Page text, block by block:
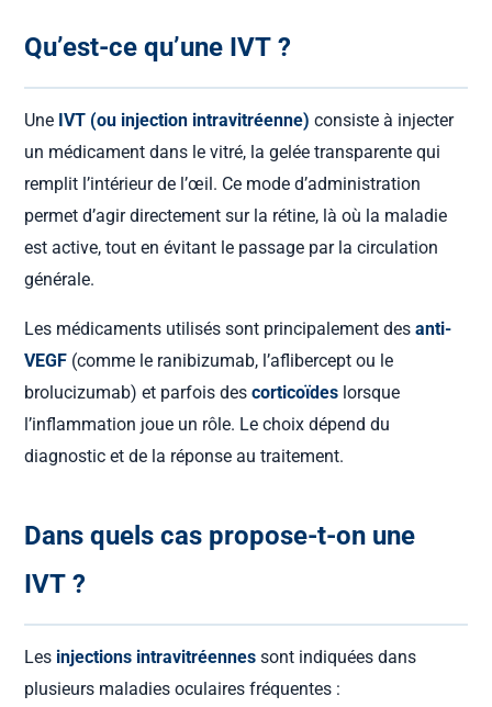
Qu’est-ce qu’une IVT ?
Une IVT (ou injection intravitréenne) consiste à injecter
un médicament dans le vitré, la gelée transparente qui
remplit l’intérieur de l’œil. Ce mode d’administration
permet d’agir directement sur la rétine, là où la maladie
est active, tout en évitant le passage par la circulation
générale.
Les médicaments utilisés sont principalement desanti-
VEGF (comme le ranibizumab, l’aflibercept ou le
brolucizumab) et parfois descorticoïdes lorsque
l’inflammation joue un rôle. Le choix dépend du
diagnostic et de la réponse au traitement.
Dans quels cas propose-t-on une
IVT ?
Les injections intravitréennes sont indiquées dans
plusieurs maladies oculaires fréquentes :